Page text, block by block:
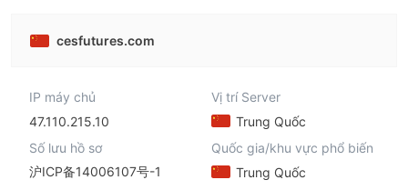
cesfutures.com
IP máy chủ
47.110.215.10
Vị trí Server
Trung Quốc
Số lưu hồ sơ
沪ICP备14006107号-1
Quốc gia/khu vực phổ biến
Trung Quốc